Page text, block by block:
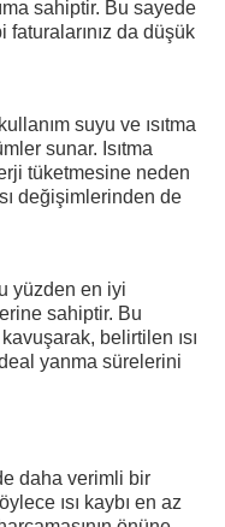
sahiptir. Bu sayede
da düşük
suyu ve ısıtma
sunar. Isıtma
tüketmesine neden
değişimlerinden de
yüzden en iyi
sahiptir. Bu
belirtilen ısı
yanma sürelerini
daha verimli bir
ısı kaybı en az